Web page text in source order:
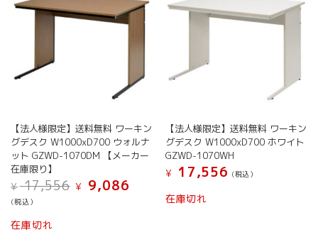
【法人様限定】送料無料 ワーキン
グデスク W1000xD700 ウォルナ
ット GZWD-1070DM 【メーカー
在庫限り】
¥17,556 元
の
¥ 9,086
(税込）
在庫切れ
【法人様限定】送料無料 ワーキン
グデスク W1000xD700 ホワイト
GZWD-1070WH
¥
17,556 (税込）
在庫切れ